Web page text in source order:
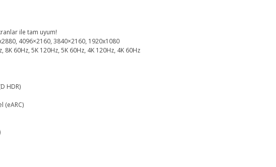
ile tam uyum!
4096×2160, 3840×2160, 1920x1080
8K 60Hz, 5K 120Hz, 5K 60Hz, 4K 120Hz, 4K 60Hz
HDR)
(eARC)